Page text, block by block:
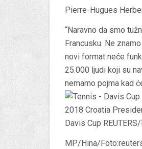
Pierre-Hugues
“Naravno da smo
Francusku. Ne
novi format neće
25.000 ljudi koji su
nemamo pojma kad
MP/Hina/